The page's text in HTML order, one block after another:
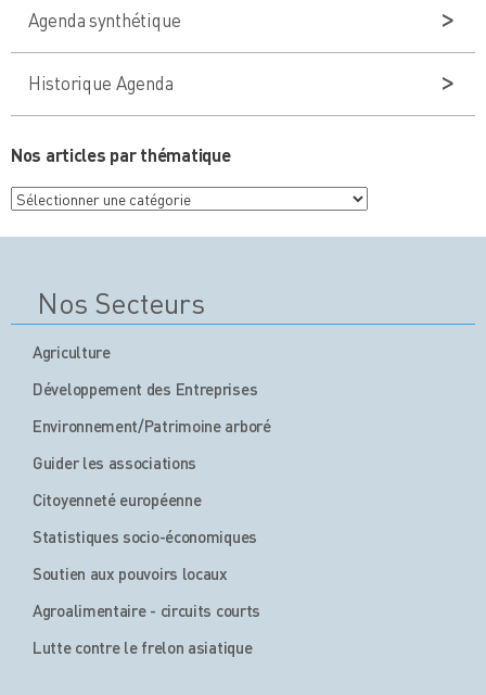
Agenda synthétique
Historique Agenda
Nos articles par thématique
Nos
articles
Nos Secteurs
Agriculture
Développement des Entreprises
Environnement/Patrimoine arboré
Guider les associations
Citoyenneté européenne
Statistiques socio-économiques
Soutien aux pouvoirs locaux
Agroalimentaire - circuits courts
Lutte contre le frelon asiatique